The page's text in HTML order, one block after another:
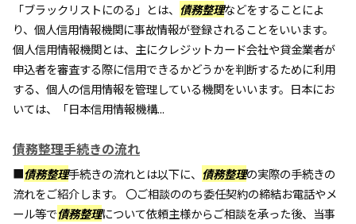
「ブラックリストにのる」とは、 債務整理などをすることによ
り、個人信用情報機関に事故情報が登録されることをいいます。
個人信用情報機関とは、主にクレジットカード会社や貸金業者が
申込者を審査する際に信用できるかどうかを判断するために利用
する、個人の信用情報を管理している機関をいいます。日本にお
いては、「日本信用情報機構...
債務整理手続きの流れ
■債務整理手続きの流れとは以下に、 債務整理の実際の手続きの
流れをご紹介します。 〇ご相談ののち委任契約の締結お電話やメ
ール等で債務整理について依頼主様からご相談を承った後、当事